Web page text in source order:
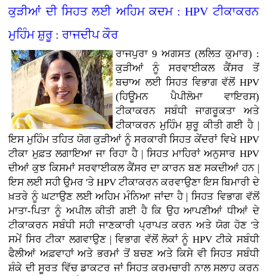
ਕੁੜੀਆਂ ਦੀ ਸਿਹਤ ਲਈ ਅਹਿਮ ਕਦਮ : HPV ਟੀਕਾਕਰਨ
ਮੁਹਿੰਮ ਸ਼ੁਰੂ : ਰਾਜਦੀਪ ਕੌਰ
ਰਾਜਪੁਰਾ 9 ਅਗਸਤ (ਲਲਿਤ ਕੁਮਾਰ) :
ਕੁੜੀਆਂ ਨੂੰ ਸਰਵਾਈਕਲ ਕੈਂਸਰ ਤੋਂ
ਬਚਾਅ ਲਈ ਸਿਹਤ ਵਿਭਾਗ ਵੱਲੋਂ HPV
(ਹਿਊਮਨ ਪੈਪੀਲੋਮਾ ਵਾਇਰਸ)
ਟੀਕਾਕਰਨ ਸਬੰਧੀ ਜਾਗਰੂਕਤਾ ਅਤੇ
ਟੀਕਾਕਰਨ ਮੁਹਿੰਮ ਸ਼ੁਰੂ ਕੀਤੀ ਗਈ ਹੈ |
ਇਸ ਮੁਹਿੰਮ ਤਹਿਤ ਯੋਗ ਕੁੜੀਆਂ ਨੂੰ ਸਰਕਾਰੀ ਸਿਹਤ ਕੇਂਦਰਾਂ ਵਿਖੇ HPV
ਟੀਕਾ ਮੁਫ਼ਤ ਲਗਾਇਆ ਜਾ ਰਿਹਾ ਹੈ | ਸਿਹਤ ਮਾਹਿਰਾਂ ਅਨੁਸਾਰ HPV
ਦੀਆਂ ਕੁਝ ਕਿਸਮਾਂ ਸਰਵਾਈਕਲ ਕੈਂਸਰ ਦਾ ਕਾਰਨ ਬਣ ਸਕਦੀਆਂ ਹਨ |
ਇਸ ਲਈ ਸਹੀ ਉਮਰ 'ਤੇ HPV ਟੀਕਾਕਰਨ ਕਰਵਾਉਣਾ ਇਸ ਬਿਮਾਰੀ ਦੇ
ਖ਼ਤਰੇ ਨੂੰ ਘਟਾਉਣ ਲਈ ਅਹਿਮ ਮੰਨਿਆ ਜਾਂਦਾ ਹੈ | ਸਿਹਤ ਵਿਭਾਗ ਵੱਲੋਂ
ਮਾਤਾ-ਪਿਤਾ ਨੂੰ ਅਪੀਲ ਕੀਤੀ ਗਈ ਹੈ ਕਿ ਉਹ ਆਪਣੀਆਂ ਧੀਆਂ ਦੇ
ਟੀਕਾਕਰਨ ਸਬੰਧੀ ਸਹੀ ਜਾਣਕਾਰੀ ਪ੍ਰਾਪਤ ਕਰਨ ਅਤੇ ਯੋਗ ਹੋਣ 'ਤੇ
ਸਮੇਂ ਸਿਰ ਟੀਕਾ ਲਗਵਾਉਣ | ਵਿਭਾਗ ਵੱਲੋਂ ਲੋਕਾਂ ਨੂੰ HPV ਟੀਕੇ ਸਬੰਧੀ
ਫੈਲੀਆਂ ਅਫ਼ਵਾਹਾਂ ਅਤੇ ਭਰਮਾਂ ਤੋਂ ਬਚਣ ਅਤੇ ਕਿਸੇ ਵੀ ਸਿਹਤ ਸਬੰਧੀ
ਸ਼ੰਕੇ ਦੀ ਸੂਰਤ ਵਿੱਚ ਡਾਕਟਰ ਜਾਂ ਸਿਹਤ ਕਰਮਚਾਰੀ ਨਾਲ ਸਲਾਹ ਕਰਨ